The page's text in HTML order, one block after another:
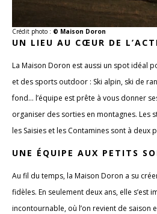
Crédit photo : © Maison Doron
UN LIEU AU CŒUR DE
La Maison Doron est aussi un spot idéal
et des sports outdoor : Ski alpin, ski de
fond... l’équipe est prête à vous donner
organiser des sorties en montagnes. Les
les Saisies et les Contamines sont à deux
UNE ÉQUIPE AUX PETITS
Au fil du temps, la Maison Doron a su
fidèles. En seulement deux ans, elle s’est
incontournable, où l’on revient de saison